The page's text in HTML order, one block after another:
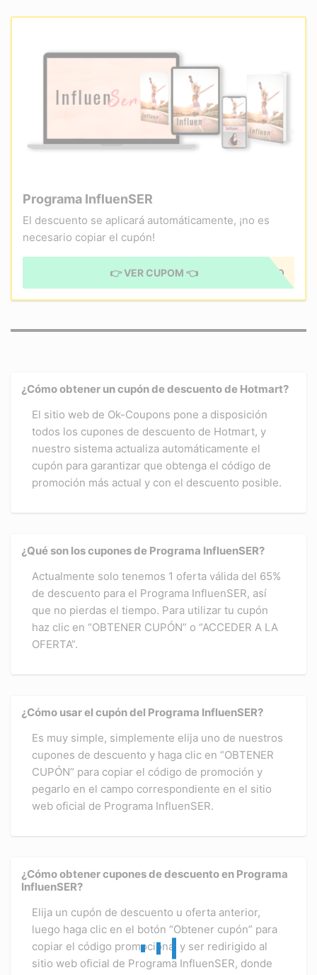
Programa InfluenSER
El descuento se aplicará automáticamente, ¡no es
necesario copiar el cupón!
CUPÓN APLICADO
👉 VER CUPOM 👈
¿Cómo obtener un cupón de descuento de Hotmart?
El sitio web de Ok-Coupons pone a disposición
todos los cupones de descuento de Hotmart, y
nuestro sistema actualiza automáticamente el
cupón para garantizar que obtenga el código de
promoción más actual y con el descuento posible.
¿Qué son los cupones de Programa InfluenSER?
Actualmente solo tenemos 1 oferta válida del 65%
de descuento para el Programa InfluenSER, así
que no pierdas el tiempo. Para utilizar tu cupón
haz clic en “OBTENER CUPÓN” o “ACCEDER A LA
OFERTA”.
¿Cómo usar el cupón del Programa InfluenSER?
Es muy simple, simplemente elija uno de nuestros
cupones de descuento y haga clic en “OBTENER
CUPÓN” para copiar el código de promoción y
pegarlo en el campo correspondiente en el sitio
web oficial de Programa InfluenSER.
¿Cómo obtener cupones de descuento en Programa
InfluenSER?
Elija un cupón de descuento u oferta anterior,
luego haga clic en el botón “Obtener cupón” para
copiar el código promocional y ser redirigido al
sitio web oficial de Programa InfluenSER, donde